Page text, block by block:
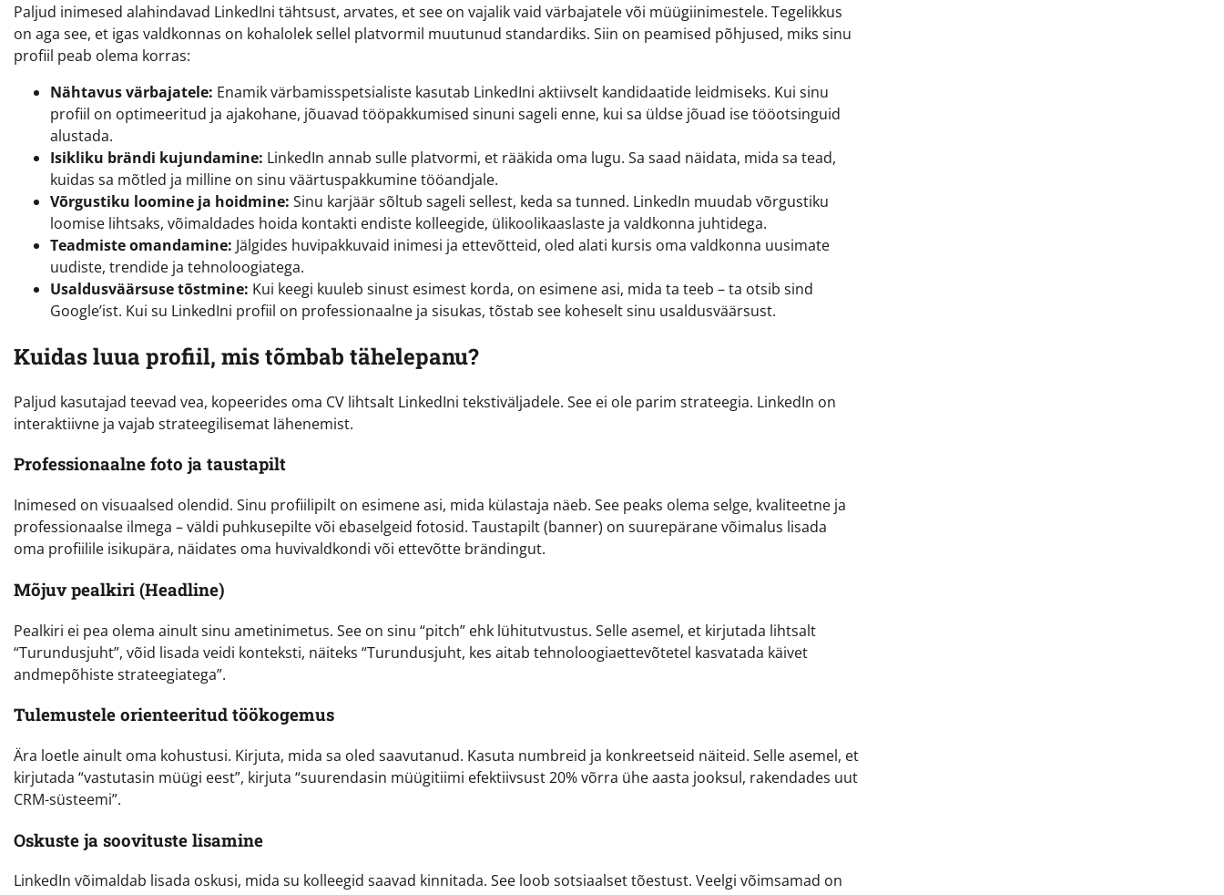
Paljud inimesed alahindavad LinkedIni tähtsust, arvates, et see on vajalik vaid värbajatele või müügiinimestele. Tegelikkus
on aga see, et igas valdkonnas on kohalolek sellel platvormil muutunud standardiks. Siin on peamised põhjused, miks sinu
profiil peab olema korras:
Nähtavus värbajatele: Enamik värbamisspetsialiste kasutab LinkedIni aktiivselt kandidaatide leidmiseks. Kui sinu
profiil on optimeeritud ja ajakohane, jõuavad tööpakkumised sinuni sageli enne, kui sa üldse jõuad ise tööotsinguid
alustada.
Isikliku brändi kujundamine: LinkedIn annab sulle platvormi, et rääkida oma lugu. Sa saad näidata, mida sa tead,
kuidas sa mõtled ja milline on sinu väärtuspakkumine tööandjale.
Võrgustiku loomine ja hoidmine: Sinu karjäär sõltub sageli sellest, keda sa tunned. LinkedIn muudab võrgustiku
loomise lihtsaks, võimaldades hoida kontakti endiste kolleegide, ülikoolikaaslaste ja valdkonna juhtidega.
Teadmiste omandamine: Jälgides huvipakkuvaid inimesi ja ettevõtteid, oled alati kursis oma valdkonna uusimate
uudiste, trendide ja tehnoloogiatega.
Usaldusväärsuse tõstmine: Kui keegi kuuleb sinust esimest korda, on esimene asi, mida ta teeb – ta otsib sind
Google’ist. Kui su LinkedIni profiil on professionaalne ja sisukas, tõstab see koheselt sinu usaldusväärsust.
Kuidas luua profiil, mis tõmbab tähelepanu?
Paljud kasutajad teevad vea, kopeerides oma CV lihtsalt LinkedIni tekstiväljadele. See ei ole parim strateegia. LinkedIn on
interaktiivne ja vajab strateegilisemat lähenemist.
Professionaalne foto ja taustapilt
Inimesed on visuaalsed olendid. Sinu profiilipilt on esimene asi, mida külastaja näeb. See peaks olema selge, kvaliteetne ja
professionaalse ilmega – väldi puhkusepilte või ebaselgeid fotosid. Taustapilt (banner) on suurepärane võimalus lisada
oma profiilile isikupära, näidates oma huvivaldkondi või ettevõtte brändingut.
Mõjuv pealkiri (Headline)
Pealkiri ei pea olema ainult sinu ametinimetus. See on sinu “pitch” ehk lühitutvustus. Selle asemel, et kirjutada lihtsalt
“Turundusjuht”, võid lisada veidi konteksti, näiteks “Turundusjuht, kes aitab tehnoloogiaettevõtetel kasvatada käivet
andmepõhiste strateegiatega”.
Tulemustele orienteeritud töökogemus
Ära loetle ainult oma kohustusi. Kirjuta, mida sa oled saavutanud. Kasuta numbreid ja konkreetseid näiteid. Selle asemel, et
kirjutada “vastutasin müügi eest”, kirjuta “suurendasin müügitiimi efektiivsust 20% võrra ühe aasta jooksul, rakendades uut
CRM-süsteemi”.
Oskuste ja soovituste lisamine
LinkedIn võimaldab lisada oskusi, mida su kolleegid saavad kinnitada. See loob sotsiaalset tõestust. Veelgi võimsamad on